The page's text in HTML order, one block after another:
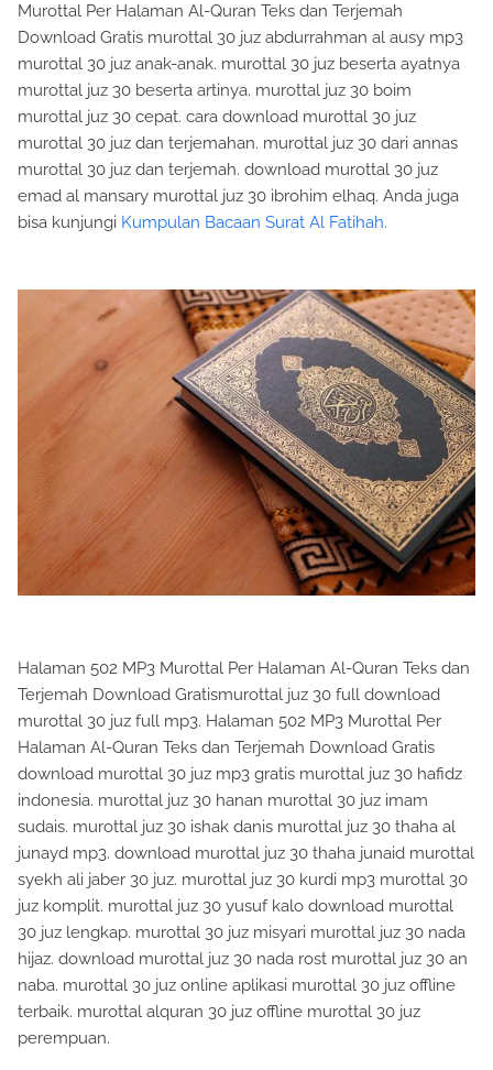
Murottal Per Halaman Al-Quran Teks dan Terjemah
Download Gratis murottal 30 juz abdurrahman al ausy mp3
murottal 30 juz anak-anak. murottal 30 juz beserta ayatnya
murottal juz 30 beserta artinya. murottal juz 30 boim
murottal juz 30 cepat. cara download murottal 30 juz
murottal 30 juz dan terjemahan. murottal juz 30 dari annas
murottal 30 juz dan terjemah. download murottal 30 juz
emad al mansary murottal juz 30 ibrohim elhaq. Anda juga
bisa kunjungi Kumpulan Bacaan Surat Al Fatihah.
Halaman 502 MP3 Murottal Per Halaman Al-Quran Teks dan
Terjemah Download Gratismurottal juz 30 full download
murottal 30 juz full mp3. Halaman 502 MP3 Murottal Per
Halaman Al-Quran Teks dan Terjemah Download Gratis
download murottal 30 juz mp3 gratis murottal juz 30 hafidz
indonesia. murottal juz 30 hanan murottal 30 juz imam
sudais. murottal juz 30 ishak danis murottal juz 30 thaha al
junayd mp3. download murottal juz 30 thaha junaid murottal
syekh ali jaber 30 juz. murottal juz 30 kurdi mp3 murottal 30
juz komplit. murottal juz 30 yusuf kalo download murottal
30 juz lengkap. murottal 30 juz misyari murottal juz 30 nada
hijaz. download murottal juz 30 nada rost murottal juz 30 an
naba. murottal 30 juz online aplikasi murottal 30 juz offline
terbaik. murottal alquran 30 juz offline murottal 30 juz
perempuan.